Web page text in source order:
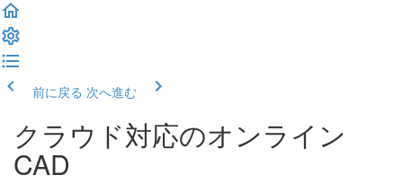
前に戻る 次へ進む
クラウド対応のオンライン
CAD